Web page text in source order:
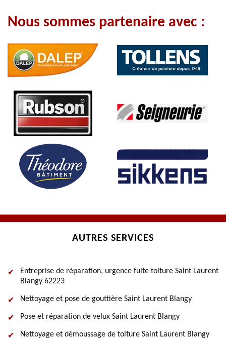
Nous sommes partenaire avec :
AUTRES SERVICES
Entreprise de réparation, urgence fuite toiture Saint Laurent
Blangy 62223
Nettoyage et pose de gouttière Saint Laurent Blangy
Pose et réparation de velux Saint Laurent Blangy
Nettoyage et démoussage de toiture Saint Laurent Blangy